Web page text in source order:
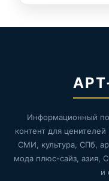
Информационный
контент для
СМИ, культура, СПб,
мода плюс-сайз, азия,
и